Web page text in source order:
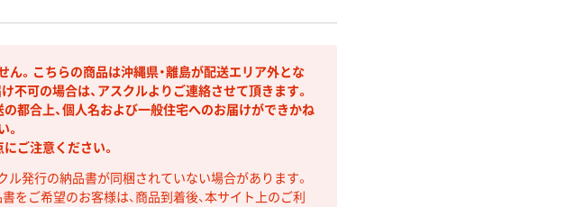
。こちらの商品は沖縄県・離島が配送エリア外とな
不可の場合は、アスクルよりご連絡させて頂きます。
都合上、個人名および一般住宅へのお届けができかね
。
ご注意ください。
ル発行の納品書が同梱されていない場合があります。
をご希望のお客様は、商品到着後、本サイト上のご利